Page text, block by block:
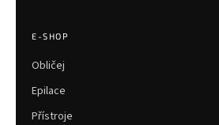
E-SHOP
Obličej
Epilace
Přístroje